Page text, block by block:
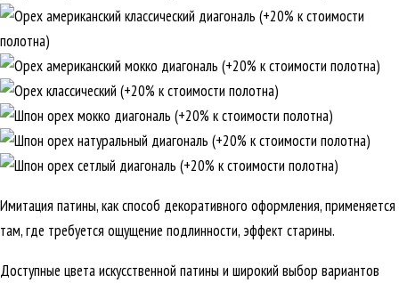
Имитация патины, как способ декоративного оформления, применяется
там, где требуется ощущение подлинности, эффект старины.
Доступные цвета искусственной патины и широкий выбор вариантов